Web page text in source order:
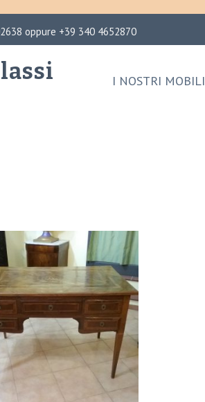
oppure +39 340 4652870
I NOSTRI MOBILI